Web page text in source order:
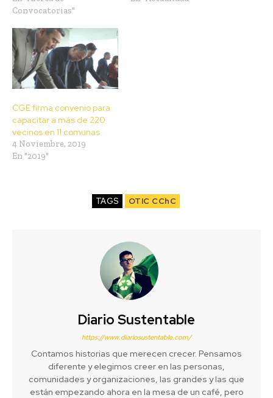
Convocatorias"
CGE firma convenio para
capacitar a más de 220
vecinos en 11 comunas
4 Noviembre, 2019
En "2019"
TAGS OTIC CChC
Diario Sustentable
https://www.diariosustentable.com/
Contamos historias que merecen crecer. Pensamos
diferente y elegimos creer en las personas,
comunidades y organizaciones, las grandes y las que
están empezando ahora en la mesa de un café, pero